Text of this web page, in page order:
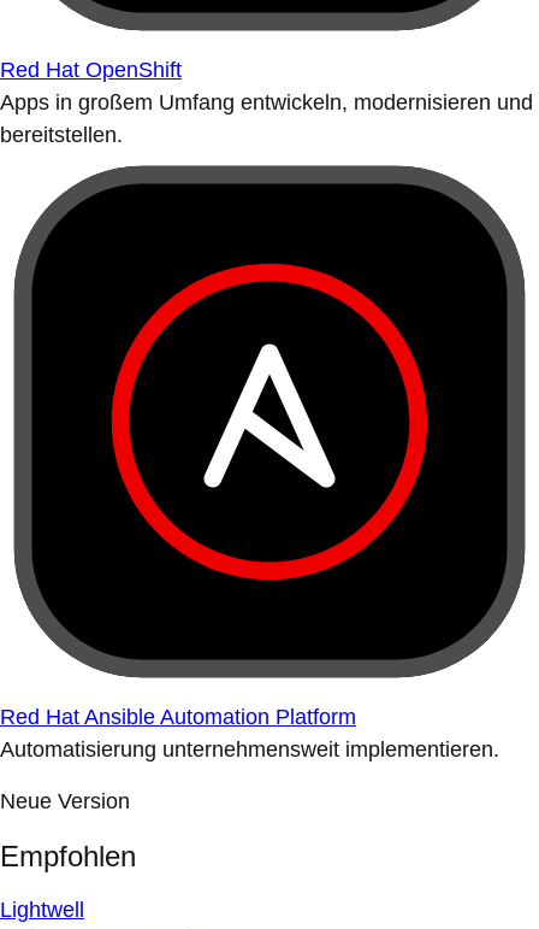
Red Hat OpenShift
Apps in großem Umfang entwickeln, modernisieren und
bereitstellen.
Red Hat Ansible Automation Platform
Automatisierung unternehmensweit implementieren.
Neue Version
Empfohlen
Lightwell